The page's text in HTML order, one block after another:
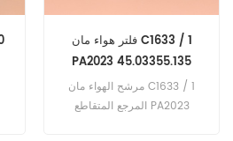
فلتر هواء مان C1633 / 1
PA2023 45.03355.135
61610893200 27.864.00
مرشح الهواء مان C1633 / 1
المرجع المتقاطع PA2023